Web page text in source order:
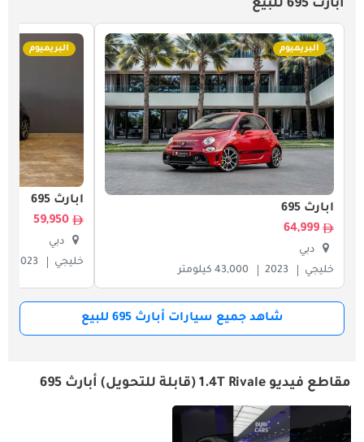
أبارث 695 للبيع
البريميوم
أبارث 695
64,999
دبي
خليجي
2023 43,000 كيلومتر
البريميوم
أبارث 695
59,950
دبي
خليجي
2023
شاهد جميع سيارات أبارث 695 للبيع
مقاطع فيديو 1.4T Rivale (قابلة للتحويل) أبارث 695